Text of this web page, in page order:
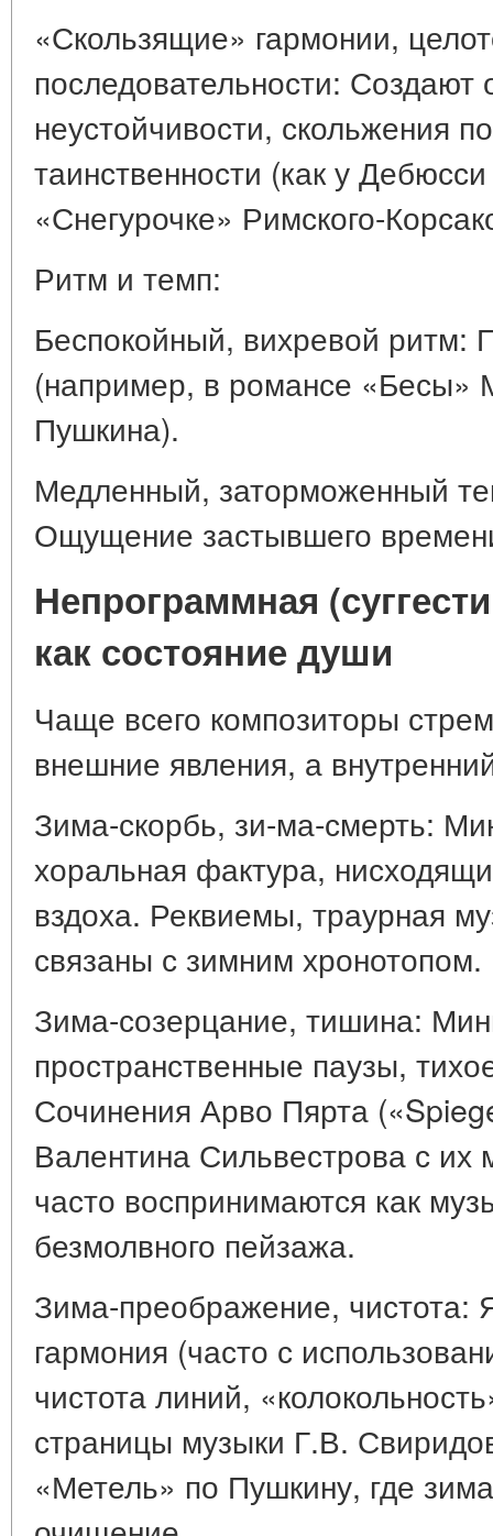
«Скользящие» гармонии,
последовательности:
неустойчивости, скольжения
таинственности (как у
«Снегурочке» Римского-
Ритм и темп:
Беспокойный, вихревой ритм:
(например, в романсе «Бесы»
Пушкина).
Медленный, заторможенный
Ощущение застывшего
Непрограммная
как состояние души
Чаще всего композиторы
внешние явления, а
Зима-скорбь, зи-ма-смерть:
хоральная фактура,
вздоха. Реквиемы, траурная
связаны с зимним хронотопом.
Зима-созерцание, тишина:
пространственные паузы,
Сочинения Арво Пярта
Валентина Сильвестрова с их
часто воспринимаются как
безмолвного пейзажа.
Зима-преображение, чистота:
гармония (часто с
чистота линий,
страницы музыки Г.В.
«Метель» по Пушкину, где